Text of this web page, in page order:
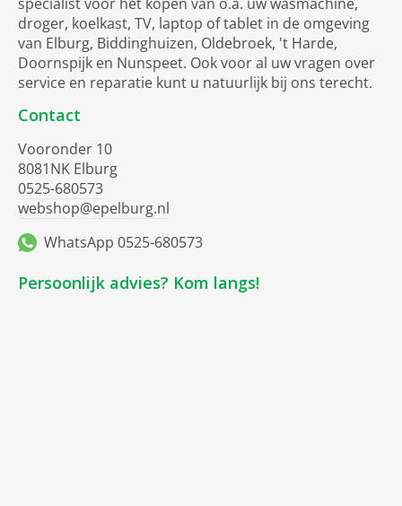
droger, koelkast, TV, laptop of tablet in de omgeving
van Elburg, Biddinghuizen, Oldebroek, 't Harde,
Doornspijk en Nunspeet. Ook voor al uw vragen over
service en reparatie kunt u natuurlijk bij ons terecht.
Contact
Vooronder 10
8081NK Elburg
0525-680573
webshop@epelburg.nl
WhatsApp 0525-680573
Persoonlijk advies? Kom langs!